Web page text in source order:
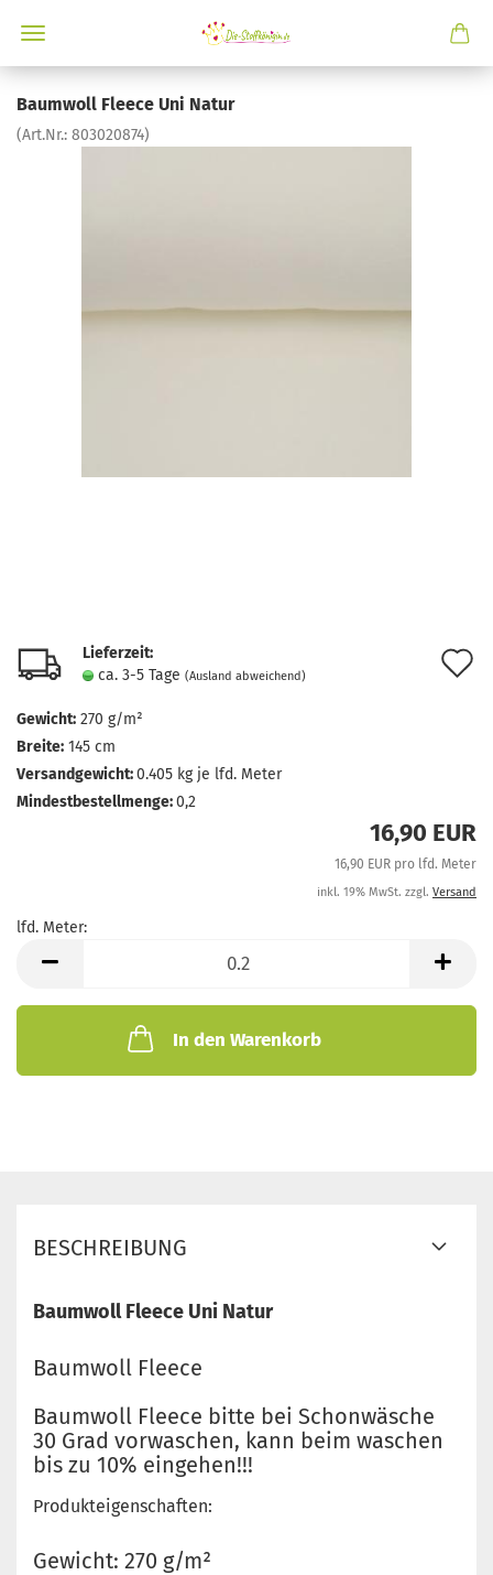
Baumwoll Fleece Uni Natur
(Art.Nr.: 803020874)
Lieferzeit:
ca. 3-5 Tage (Ausland abweichend)
Gewicht: 270 g/m²
Breite: 145 cm
Versandgewicht:0.405 kg je lfd. Meter
Mindestbestellmenge:0,2
16,90 EUR
16,90 EUR pro lfd. Meter
inkl. 19% MwSt. zzgl. Versand
lfd. Meter:
Meter
In den Warenkorb
BESCHREIBUNG
Baumwoll Fleece Uni Natur
Baumwoll Fleece
Baumwoll Fleece bitte bei Schonwäsche
30 Grad vorwaschen, kann beim waschen
bis zu 10% eingehen!!!
Produkteigenschaften:
Gewicht: 270 g/m²